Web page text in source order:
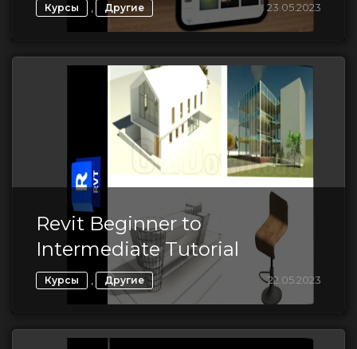
Курсы , Другие 23.05.2023
Revit Beginner to
Intermediate Tutorial
Курсы , Другие 22.05.2023